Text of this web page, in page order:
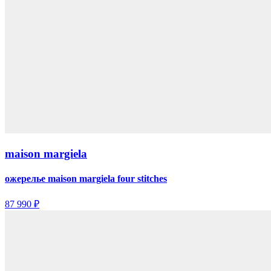
maison margiela
ожерелье maison margiela four stitches
87 990 ₽